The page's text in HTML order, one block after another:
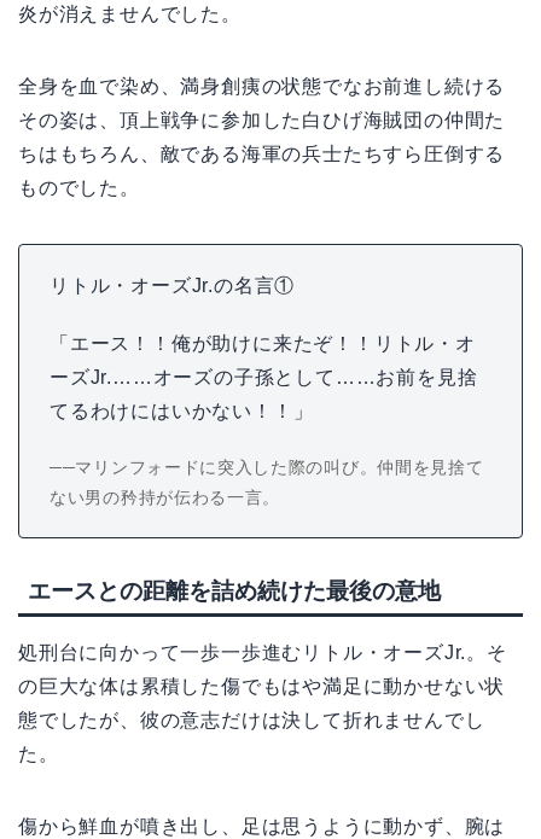
炎が消えませんでした。
全身を血で染め、満身創痍の状態でなお前進し続ける
その姿は、頂上戦争に参加した白ひげ海賊団の仲間た
ちはもちろん、敵である海軍の兵士たちすら圧倒する
ものでした。
リトル・オーズJr.の名言①
「エース！！俺が助けに来たぞ！！リトル・オ
ーズJr.……オーズの子孫として……お前を見捨
てるわけにはいかない！！」
──マリンフォードに突入した際の叫び。仲間を見捨て
ない男の矜持が伝わる一言。
エースとの距離を詰め続けた最後の意地
処刑台に向かって一歩一歩進むリトル・オーズJr.。そ
の巨大な体は累積した傷でもはや満足に動かせない状
態でしたが、彼の意志だけは決して折れませんでし
た。
傷から鮮血が噴き出し、足は思うように動かず、腕は